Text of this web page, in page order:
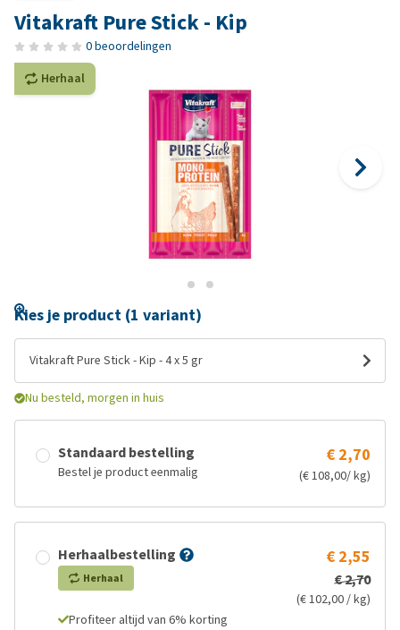
Vitakraft Pure Stick - Kip
0 beoordelingen
Herhaal
Kies je product (1 variant)
Vitakraft Pure Stick - Kip - 4 x 5 gr
Nu besteld, morgen in huis
Standaard bestelling
Bestel je product eenmalig
€ 2,70
(€ 108,00/ kg)
Herhaalbestelling
Herhaal
€ 2,55
€ 2,70
(€ 102,00 / kg)
Profiteer altijd van 6% korting